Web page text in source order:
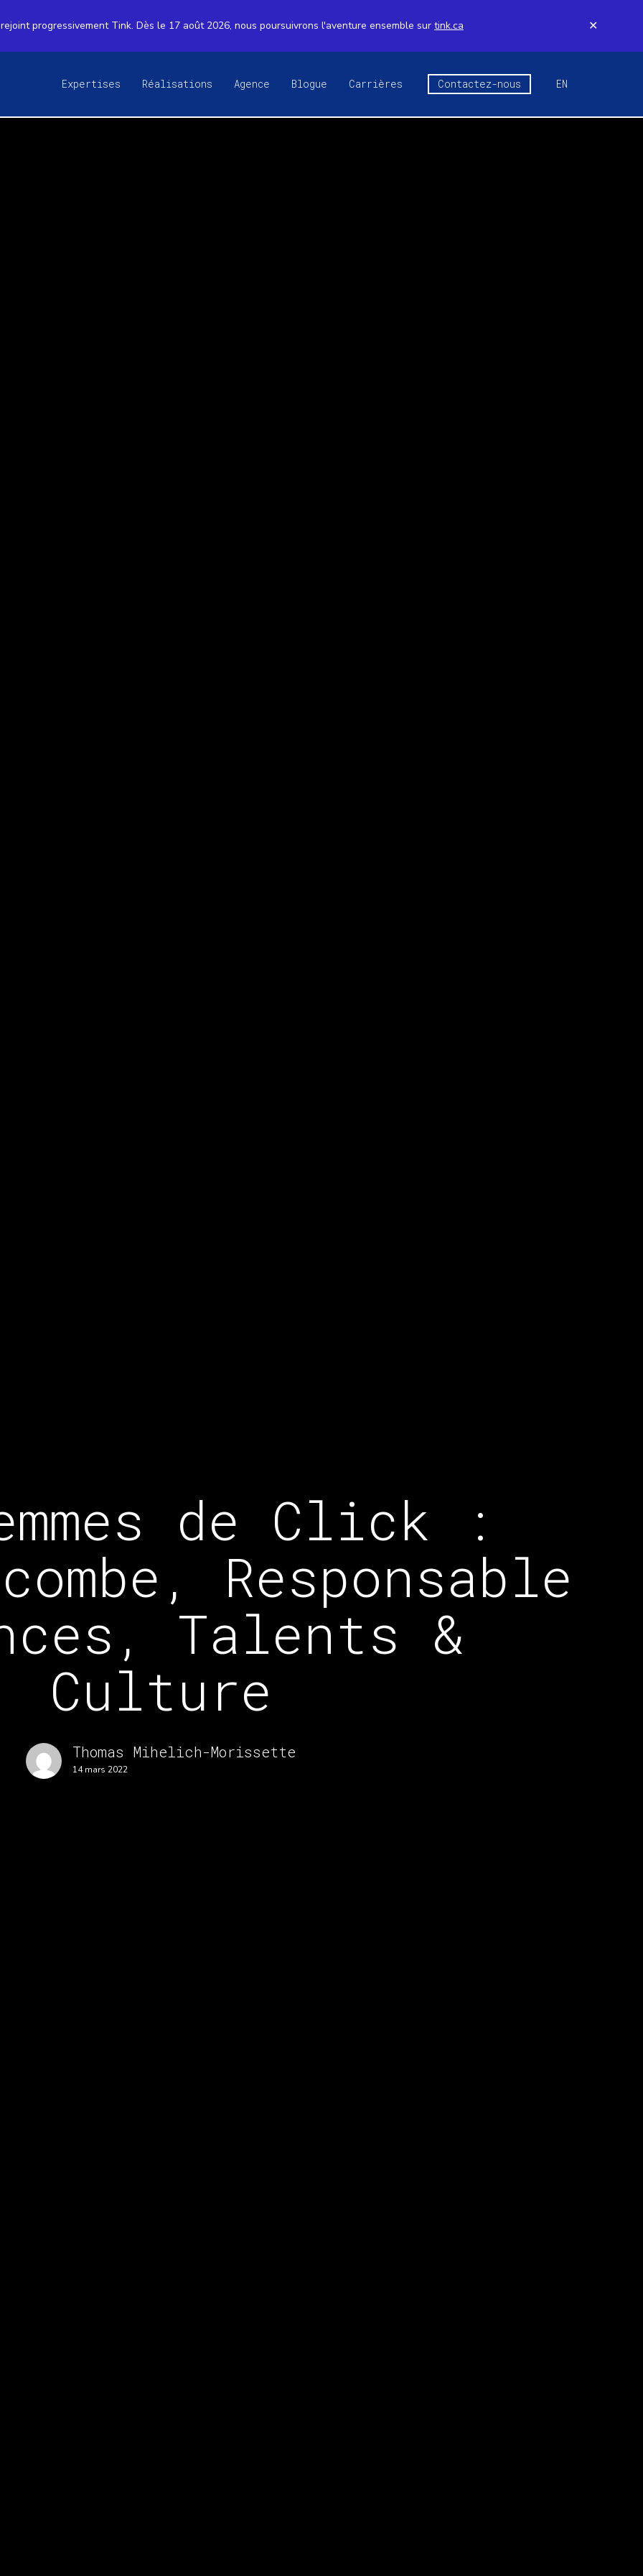
progressivement Tink. Dès le 17 août 2026, nous poursuivrons l'aventure ensemble sur tink.ca ✕
Expertises Réalisations Agence Blogue Carrières Contactez-nous EN
de Click :
Responsable
Talents &
Culture
Thomas Mihelich-Morissette
14 mars 2022